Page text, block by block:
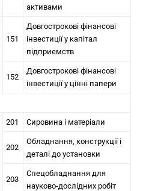
активами
151
Довгострокові фінансові
інвестиції у капітал
підприємств
152
Довгострокові фінансові
інвестиції у цінні папери
201 Сировина і матеріали
202
Обладнання, конструкції і
деталі до установки
203
Спецобладнання для
науково-дослідних робіт